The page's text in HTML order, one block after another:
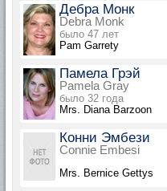
Дебра Монк
Debra Monk
было 47 лет
Pam Garrety
Памела Грэй
Pamela Gray
было 32 года
Mrs. Diana Barzoon
Конни Эмбези
Connie Embesi
Mrs. Bernice Gettys